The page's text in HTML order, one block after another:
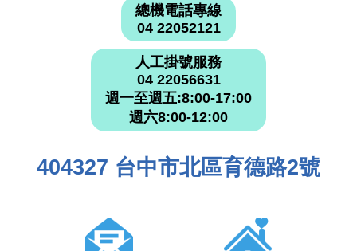
總機電話專線
04 22052121
人工掛號服務
04 22056631
週一至週五:8:00-17:00
週六8:00-12:00
404327 台中市北區育德路2號